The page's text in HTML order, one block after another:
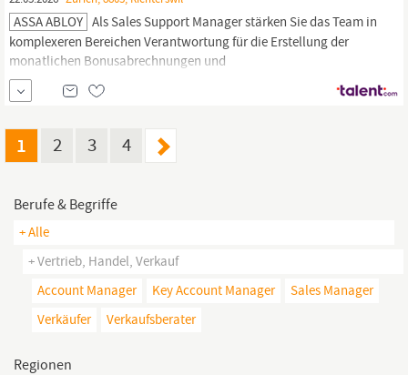
ASSA ABLOY Als Sales Support Manager stärken Sie das Team in
komplexeren Bereichen Verantwortung für die Erstellung der
monatlichen Bonusabrechnungen und
Handelsvertreterprovisionen
Themen imVertrieb
wie Export Control, Anti-Trust, Anti-Bribary
1 2 3 4
Berufe & Begriffe
+ Alle
+ Vertrieb, Handel, Verkauf
Account Manager
Key Account Manager
Sales Manager
Verkäufer
Verkaufsberater
Regionen